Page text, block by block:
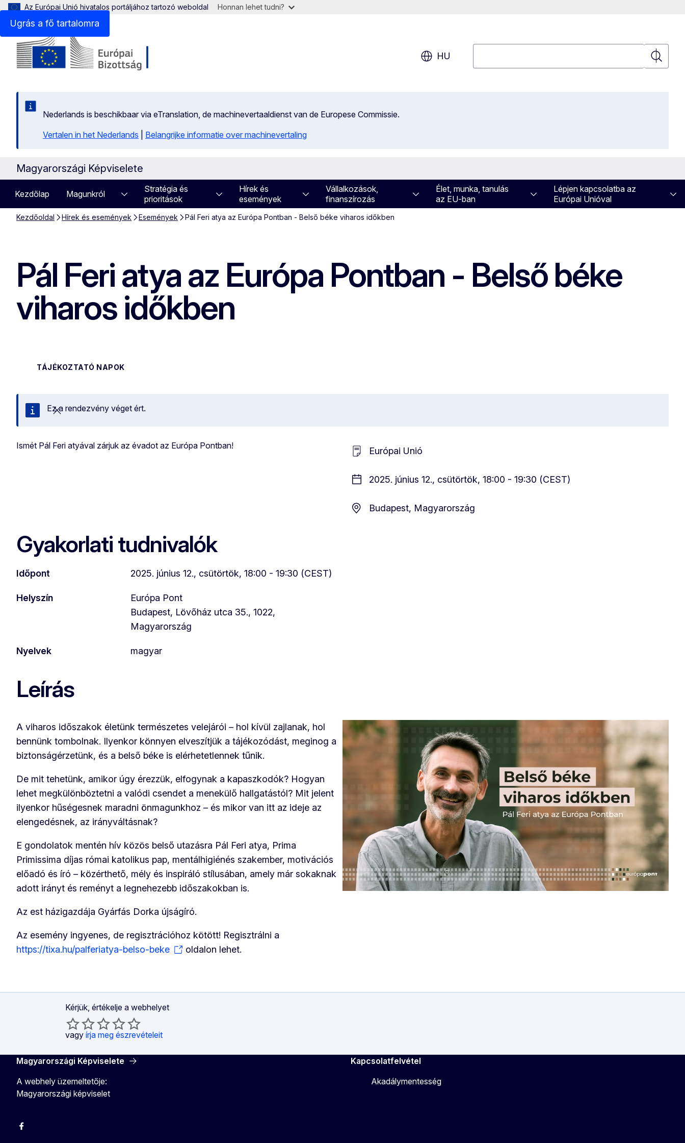
Ugrás a fő tartalomra
Az Európai Unió hivatalos portáljához tartozó weboldal Honnan lehet tudni?
HU
Keresés
Nederlands is beschikbaar via eTranslation, de machinevertaaldienst van de Europese Commissie.
Vertalen in het Nederlands
Belangrijke informatie over machinevertaling
Magyarországi Képviselete
Kezdőlap Magunkról
Stratégia és
prioritások
Hírek és
események
Vállalkozások,
finanszírozás
Élet, munka, tanulás
az EU-ban
Lépjen kapcsolatba az
Európai Unióval
Kezdőoldal Hírek és események Események Pál Feri atya az Európa Pontban - Belső béke viharos időkben
Pál Feri atya az Európa Pontban - Belső béke
viharos időkben
TÁJÉKOZTATÓ NAPOK
Bezárás
Ez a rendezvény véget ért.
Ismét Pál Feri atyával zárjuk az évadot az Európa Pontban! Európai Unió
2025. június 12., csütörtök, 18:00 - 19:30 (CEST)
Budapest, Magyarország
Gyakorlati tudnivalók
Időpont 2025. június 12., csütörtök, 18:00 - 19:30 (CEST)
Helyszín
Európa Pont
Budapest, Lövőház utca 35., 1022,
Magyarország
Nyelvek magyar
Leírás
A viharos időszakok életünk természetes velejárói – hol kívül zajlanak, hol
bennünk tombolnak. Ilyenkor könnyen elveszítjük a tájékozódást, meginog a
biztonságérzetünk, és a belső béke is elérhetetlennek tűnik.
De mit tehetünk, amikor úgy érezzük, elfogynak a kapaszkodók? Hogyan
lehet megkülönböztetni a valódi csendet a menekülő hallgatástól? Mit jelent
ilyenkor hűségesnek maradni önmagunkhoz – és mikor van itt az ideje az
elengedésnek, az irányváltásnak?
E gondolatok mentén hív közös belső utazásra Pál Feri atya, Prima
Primissima díjas római katolikus pap, mentálhigiénés szakember, motivációs
előadó és író – közérthető, mély és inspiráló stílusában, amely már sokaknak
adott irányt és reményt a legnehezebb időszakokban is.
Az est házigazdája Gyárfás Dorka újságíró.
Az esemény ingyenes, de regisztrációhoz kötött! Regisztrálni a
https://tixa.hu/palferiatya-belso-beke
oldalon lehet.
Kérjük, értékelje a webhelyet
vagy írja meg észrevételeit
Magyarországi Képviselete
A webhely üzemeltetője:
Magyarországi képviselet
Facebook
Kapcsolatfelvétel
Akadálymentesség